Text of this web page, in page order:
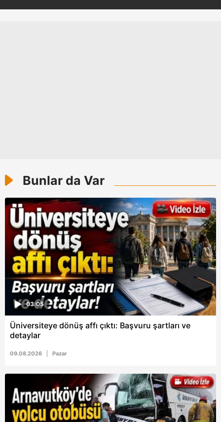
Sizlere daha iyi bir hizmet sunabilmek için İnternet
6698 sayılı Kişisel Verilerin Korunması Kanunu uyarınca
hazırlanmış Aydınlatma Metnimizi okumak ve sitemizde
ilgili mevzuata uygun olarak kullanılan çerezlerle ilgili bilgi
almak için lütfen tıklayınız.
Bunlar da Var
03:05
Üniversiteye dönüş affı çıktı: Başvuru şartları ve
detaylar
09.08.2026 Pazar